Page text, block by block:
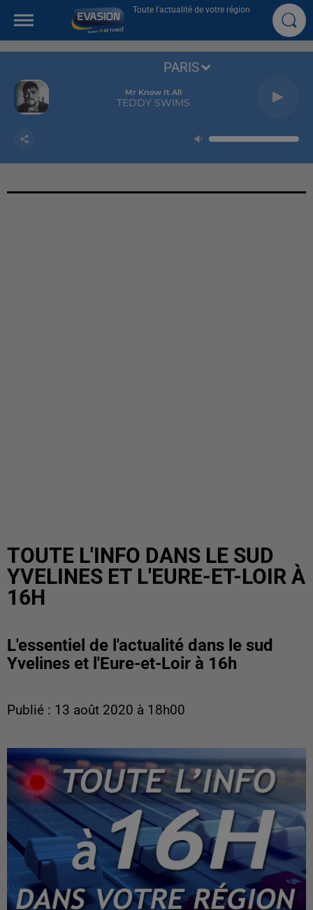
Toute l'actualité de votre région
Mr Know It All
TEDDY SWIMS
PARIS
TOUTE L'INFO DANS LE SUD
YVELINES ET L'EURE-ET-LOIR À
16H
L'essentiel de l'actualité dans le sud
Yvelines et l'Eure-et-Loir à 16h
Publié : 13 août 2020 à 18h00